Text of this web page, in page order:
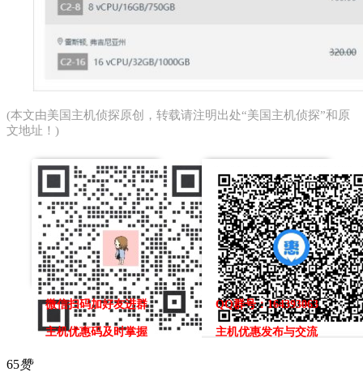
(本文由美国主机侦探原创，转载请注明出处“美国主机侦探”和原
文地址！)
微信扫码加好友进群
主机优惠码及时掌握
QQ群号：164393063
主机优惠发布与交流
65赞